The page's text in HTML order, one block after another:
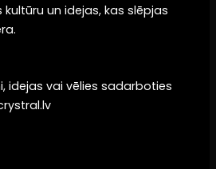
un idejas, kas slēpjas
idejas vai vēlies sadarboties